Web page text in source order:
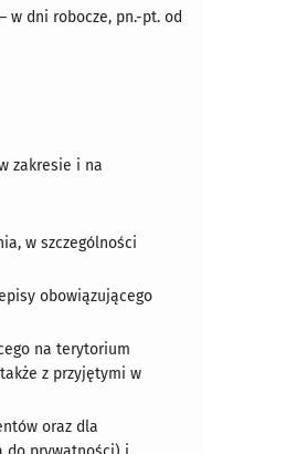
w dni robocze, pn.-pt. od
zakresie i na
w szczególności
obowiązującego
na terytorium
z przyjętymi w
oraz dla